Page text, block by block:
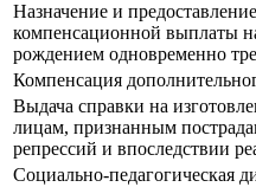
Назначение и
компенсационной выплаты
рождением одновременно
Компенсация
Выдача справки на
лицам, признанным
репрессий и впоследствии
Социально-педагогическая